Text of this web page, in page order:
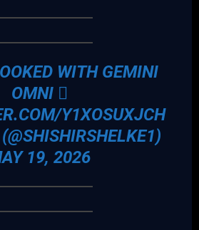
WITH GEMINI
OMNI 🫪
Y1XOSUXJCH
19, 2026